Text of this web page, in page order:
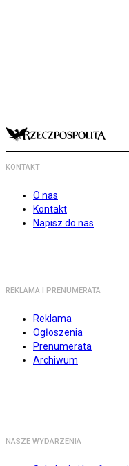
KONTAKT
O nas
Kontakt
Napisz do nas
REKLAMA I PRENUMERATA
Reklama
Ogłoszenia
Prenumerata
Archiwum
NASZE WYDARZENIA